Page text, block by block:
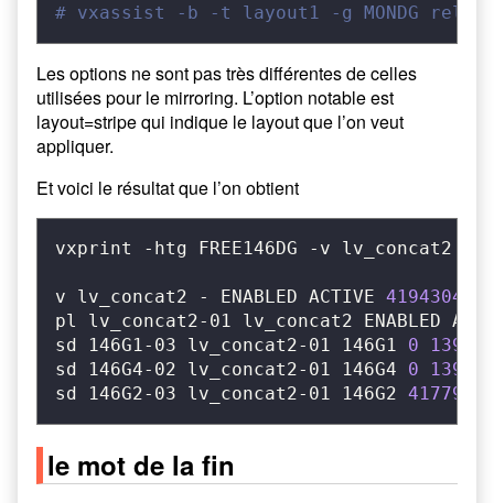
# vxassist -b -t layout1 -g MONDG
Les options ne sont pas très différentes de celles
utilisées pour le mirroring. L’option notable est
layout=stripe qui indique le layout que l’on veut
appliquer.
Et voici le résultat que l’on obtient
vxprint -htg FREE146DG -v lv_concat2
v lv_concat2 - ENABLED ACTIVE 4194304
pl lv_concat2-01 lv_concat2 ENABLED
sd 146G1-03 lv_concat2-01 146G1 0
sd 146G4-02 lv_concat2-01 146G4 0
sd 146G2-03 lv_concat2-01 146G2 417792
le mot de la fin